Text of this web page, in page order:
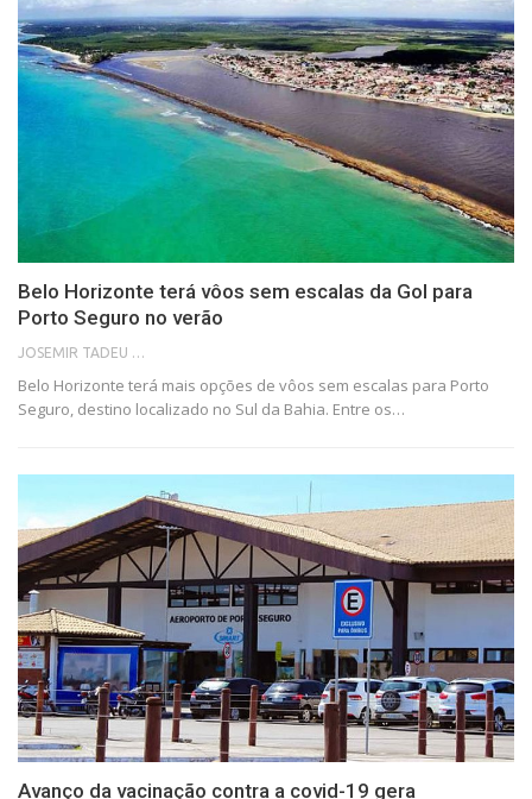
Belo Horizonte terá vôos sem escalas da Gol para
Porto Seguro no verão
Belo Horizonte terá mais opções de vôos sem escalas para Porto
Seguro, destino localizado no Sul da Bahia. Entre os…
Avanço da vacinação contra a covid-19 gera